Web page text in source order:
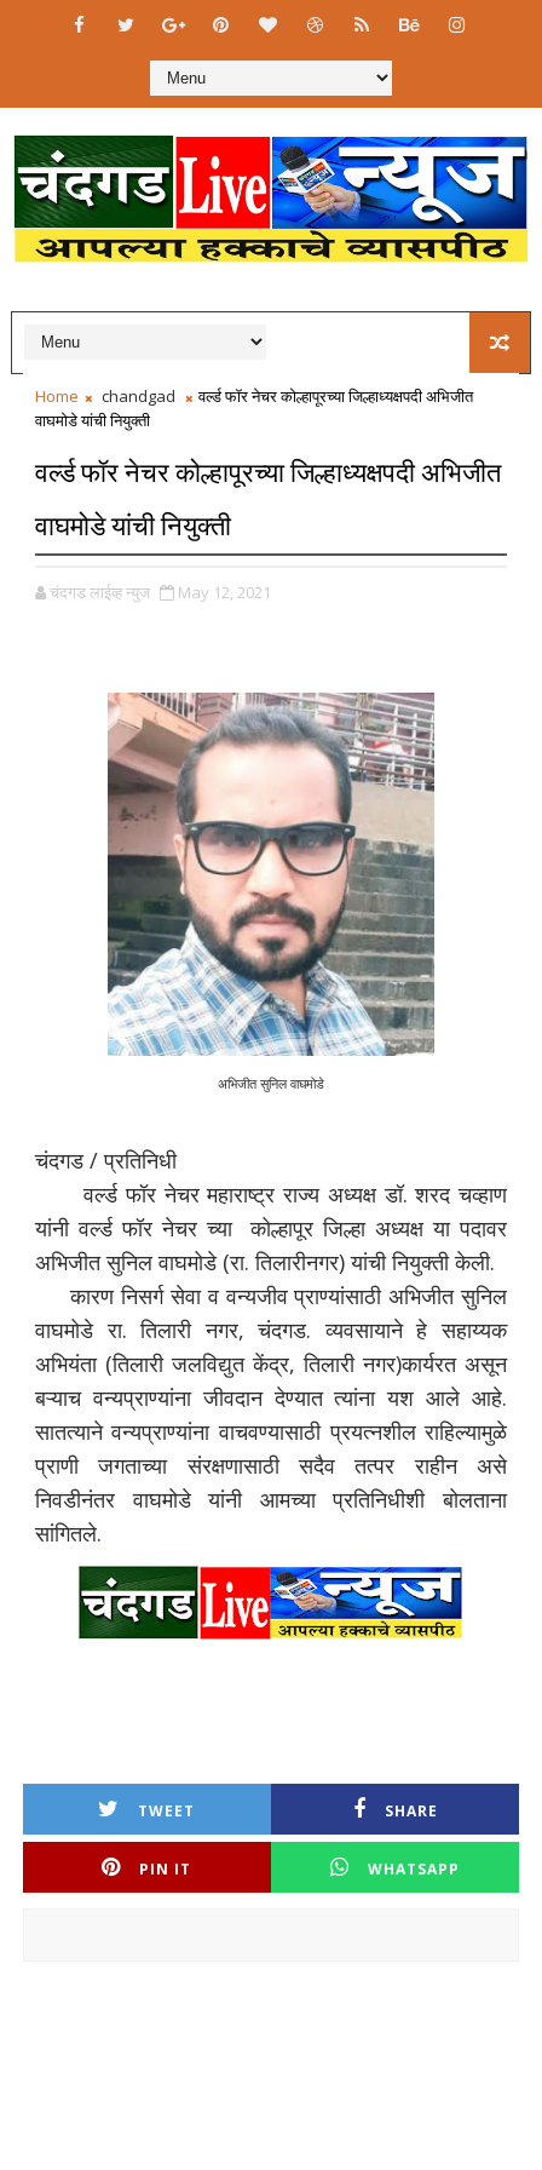
Home chandgad
वर्ल्ड फॉर नेचर कोल्हापूरच्या जिल्हाध्यक्षपदी अभिजीत
वाघमोडे यांची नियुक्ती
वर्ल्ड फॉर नेचर कोल्हापूरच्या जिल्हाध्यक्षपदी अभिजीत
वाघमोडे यांची नियुक्ती
चंदगड लाईव्ह न्युज May 12, 2021
अभिजीत सुनिल वाघमोडे
चंदगड / प्रतिनिधी
वर्ल्ड फॉर नेचर महाराष्ट्र राज्य अध्यक्ष डॉ. शरद चव्हाण
यांनी वर्ल्ड फॉर नेचर च्या कोल्हापूर जिल्हा अध्यक्ष या पदावर
अभिजीत सुनिल वाघमोडे (रा. तिलारीनगर) यांची नियुक्ती केली.
कारण निसर्ग सेवा व वन्यजीव प्राण्यांसाठी अभिजीत सुनिल
वाघमोडे रा. तिलारी नगर, चंदगड. व्यवसायाने हे सहाय्यक
अभियंता (तिलारी जलविद्युत केंद्र, तिलारी नगर)कार्यरत असून
बऱ्याच वन्यप्राण्यांना जीवदान देण्यात त्यांना यश आले आहे.
सातत्याने वन्यप्राण्यांना वाचवण्यासाठी प्रयत्नशील राहिल्यामुळे
प्राणी जगताच्या संरक्षणासाठी सदैव तत्पर राहीन असे
निवडीनंतर वाघमोडे यांनी आमच्या प्रतिनिधीशी बोलताना
सांगितले.
TWEET SHARE
PIN IT WHATSAPP